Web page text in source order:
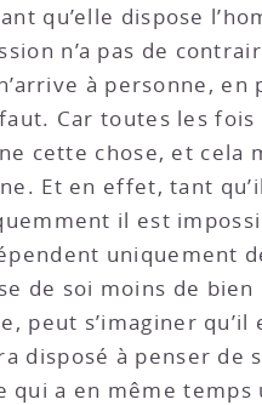
qu’elle dispose
n’a pas de
à personne,
Car toutes les fois
cette chose, et cela
Et en effet, tant
il est
uniquement
de soi moins de
peut s’imaginer
disposé à penser de
a en même